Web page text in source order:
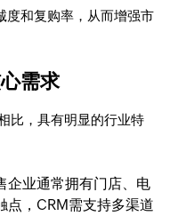
度和复购率，从而增强市
需求
比，具有明显的行业特
企业通常拥有门店、电
点，CRM需支持多渠道